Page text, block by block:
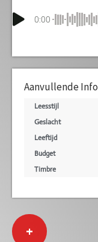
0:00
Aanvullende
Leesstijl
Geslacht
Leeftijd
Budget
Timbre
+